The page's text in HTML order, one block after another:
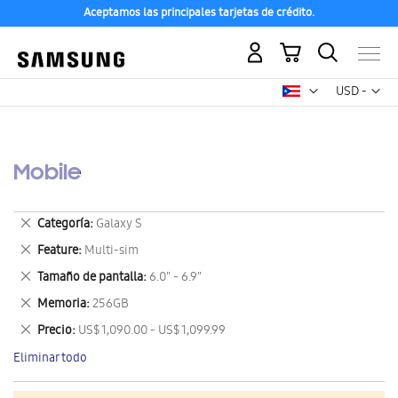
Aceptamos las principales tarjetas de crédito.
USD -
dólar
Mi carrito
Mobile
Categoría Galaxy S
Eliminar
este
artículo
Feature Multi-sim
Eliminar
este
artículo
Tamaño de pantalla 6.0" - 6.9"
Eliminar
este
artículo
Memoria 256GB
Eliminar
este
artículo
Precio US$ 1,090.00 - US$ 1,099.99
Eliminar
este
artículo
Eliminar todo